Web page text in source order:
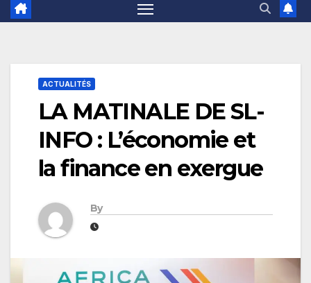
ACTUALITÉS
LA MATINALE DE SL-
INFO : L’économie et
la finance en exergue
By